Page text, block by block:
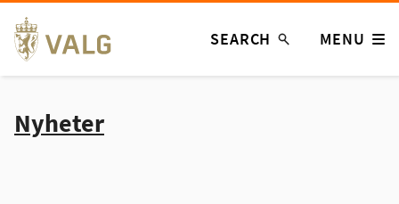
Skip
to
content
SEARCH MENU
Nyheter